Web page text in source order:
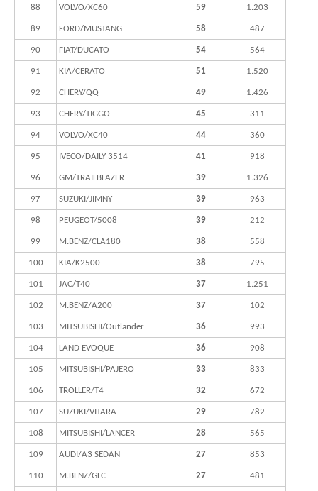
88 VOLVO/XC60 59 1.203
89 FORD/MUSTANG 58 487
90 FIAT/DUCATO 54 564
91 KIA/CERATO 51 1.520
92 CHERY/QQ 49 1.426
93 CHERY/TIGGO 45 311
94 VOLVO/XC40 44 360
95 IVECO/DAILY 3514 41 918
96 GM/TRAILBLAZER 39 1.326
97 SUZUKI/JIMNY 39 963
98 PEUGEOT/5008 39 212
99 M.BENZ/CLA180 38 558
100 KIA/K2500 38 795
101 JAC/T40 37 1.251
102 M.BENZ/A200 37 102
103 MITSUBISHI/Outlander 36 993
104 LAND EVOQUE 36 908
105 MITSUBISHI/PAJERO 33 833
106 TROLLER/T4 32 672
107 SUZUKI/VITARA 29 782
108 MITSUBISHI/LANCER 28 565
109 AUDI/A3 SEDAN 27 853
110 M.BENZ/GLC 27 481